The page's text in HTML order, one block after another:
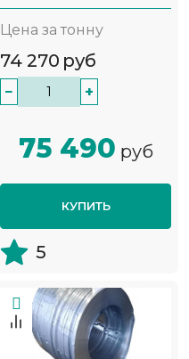
Цена за тонну
74 270 руб
− +
75 490 руб
КУПИТЬ
5